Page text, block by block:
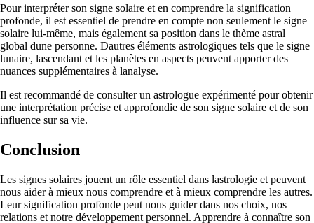
Pour interpréter son signe solaire et en comprendre la signification
profonde, il est essentiel de prendre en compte non seulement le signe
solaire lui-même, mais également sa position dans le thème astral
global dune personne. Dautres éléments astrologiques tels que le signe
lunaire, lascendant et les planètes en aspects peuvent apporter des
nuances supplémentaires à lanalyse.
Il est recommandé de consulter un astrologue expérimenté pour obtenir
une interprétation précise et approfondie de son signe solaire et de son
influence sur sa vie.
Conclusion
Les signes solaires jouent un rôle essentiel dans lastrologie et peuvent
nous aider à mieux nous comprendre et à mieux comprendre les autres.
Leur signification profonde peut nous guider dans nos choix, nos
relations et notre développement personnel. Apprendre à connaître son